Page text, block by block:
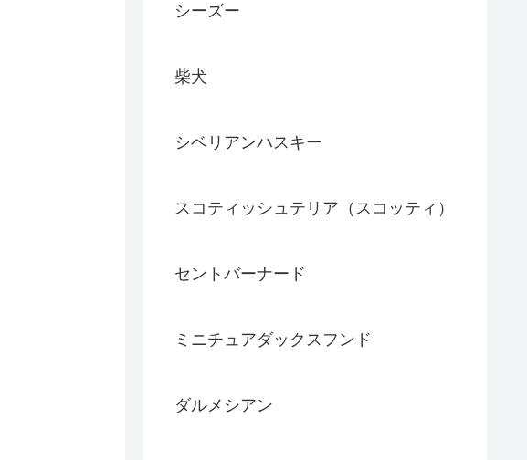
シーズー
柴犬
シベリアンハスキー
スコティッシュテリア（スコッティ）
セントバーナード
ミニチュアダックスフンド
ダルメシアン